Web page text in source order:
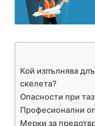
Кой изпълнява
скелета?
Опасности при
Професионални
Мерки за